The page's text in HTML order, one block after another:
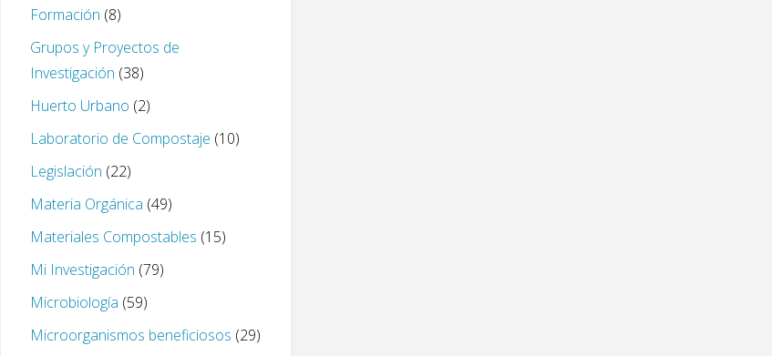
Formación (8)
Grupos y Proyectos de
Investigación (38)
Huerto Urbano (2)
Laboratorio de Compostaje (10)
Legislación (22)
Materia Orgánica (49)
Materiales Compostables (15)
Mi Investigación (79)
Microbiología (59)
Microorganismos beneficiosos (29)